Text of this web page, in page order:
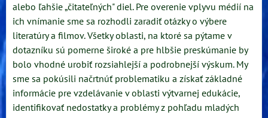
alebo ľahšie „čitateľných" diel. Pre overenie vplyvu médií na
ich vnímanie sme sa rozhodli zaradiť otázky o výbere
literatúry a filmov. Všetky oblasti, na ktoré sa pýtame v
dotazníku sú pomerne široké a pre hlbšie preskúmanie by
bolo vhodné urobiť rozsiahlejší a podrobnejší výskum. My
sme sa pokúsili načrtnúť problematiku a získať základné
informácie pre vzdelávanie v oblasti výtvarnej edukácie,
identifikovať nedostatky a problémy z pohľadu mladých